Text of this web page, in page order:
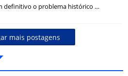
definitivo o problema histórico …
mais postagens